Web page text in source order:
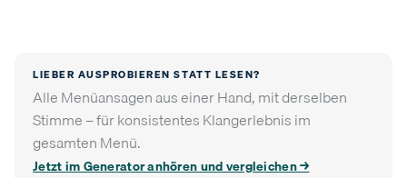
LIEBER AUSPROBIEREN STATT LESEN?
Alle Menüansagen aus einer Hand, mit derselben
Stimme – für konsistentes Klangerlebnis im
gesamten Menü.
Jetzt im Generator anhören und vergleichen →